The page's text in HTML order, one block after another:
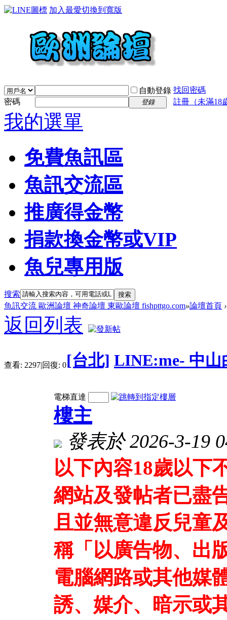
加入最愛切換到寬版
自動登錄 找回密碼
密碼
登錄 註冊（未滿18
我的選單
免費魚訊區
魚訊交流區
推廣得金幣
捐款換金幣或VIP
魚兒專用版
搜索 搜索
魚訊交流 歐洲論壇 神奇論壇 東歐論壇 fishpttgo.com»論壇首頁 ›
返回列表
查看: 2297|回復: 0[台北] LINE:me- 中山
電梯直達
樓主
發表於 2026-3-19
以下內容18歲以下
網站及發帖者已盡
且並無意違反兒童
稱「以廣告物、出
電腦網路或其他媒
誘、媒介、暗示或